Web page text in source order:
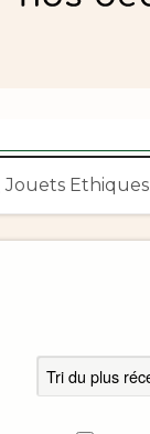
Jouets Ethiques